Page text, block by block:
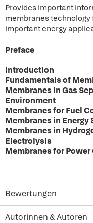
Provides important
membranes
important energy
Preface
Introduction
Fundamentals of
Membranes in Gas
Environment
Membranes for Fuel
Membranes in Energy
Membranes in
Electrolysis
Membranes for Power
Bewertungen
Autorinnen & Autoren